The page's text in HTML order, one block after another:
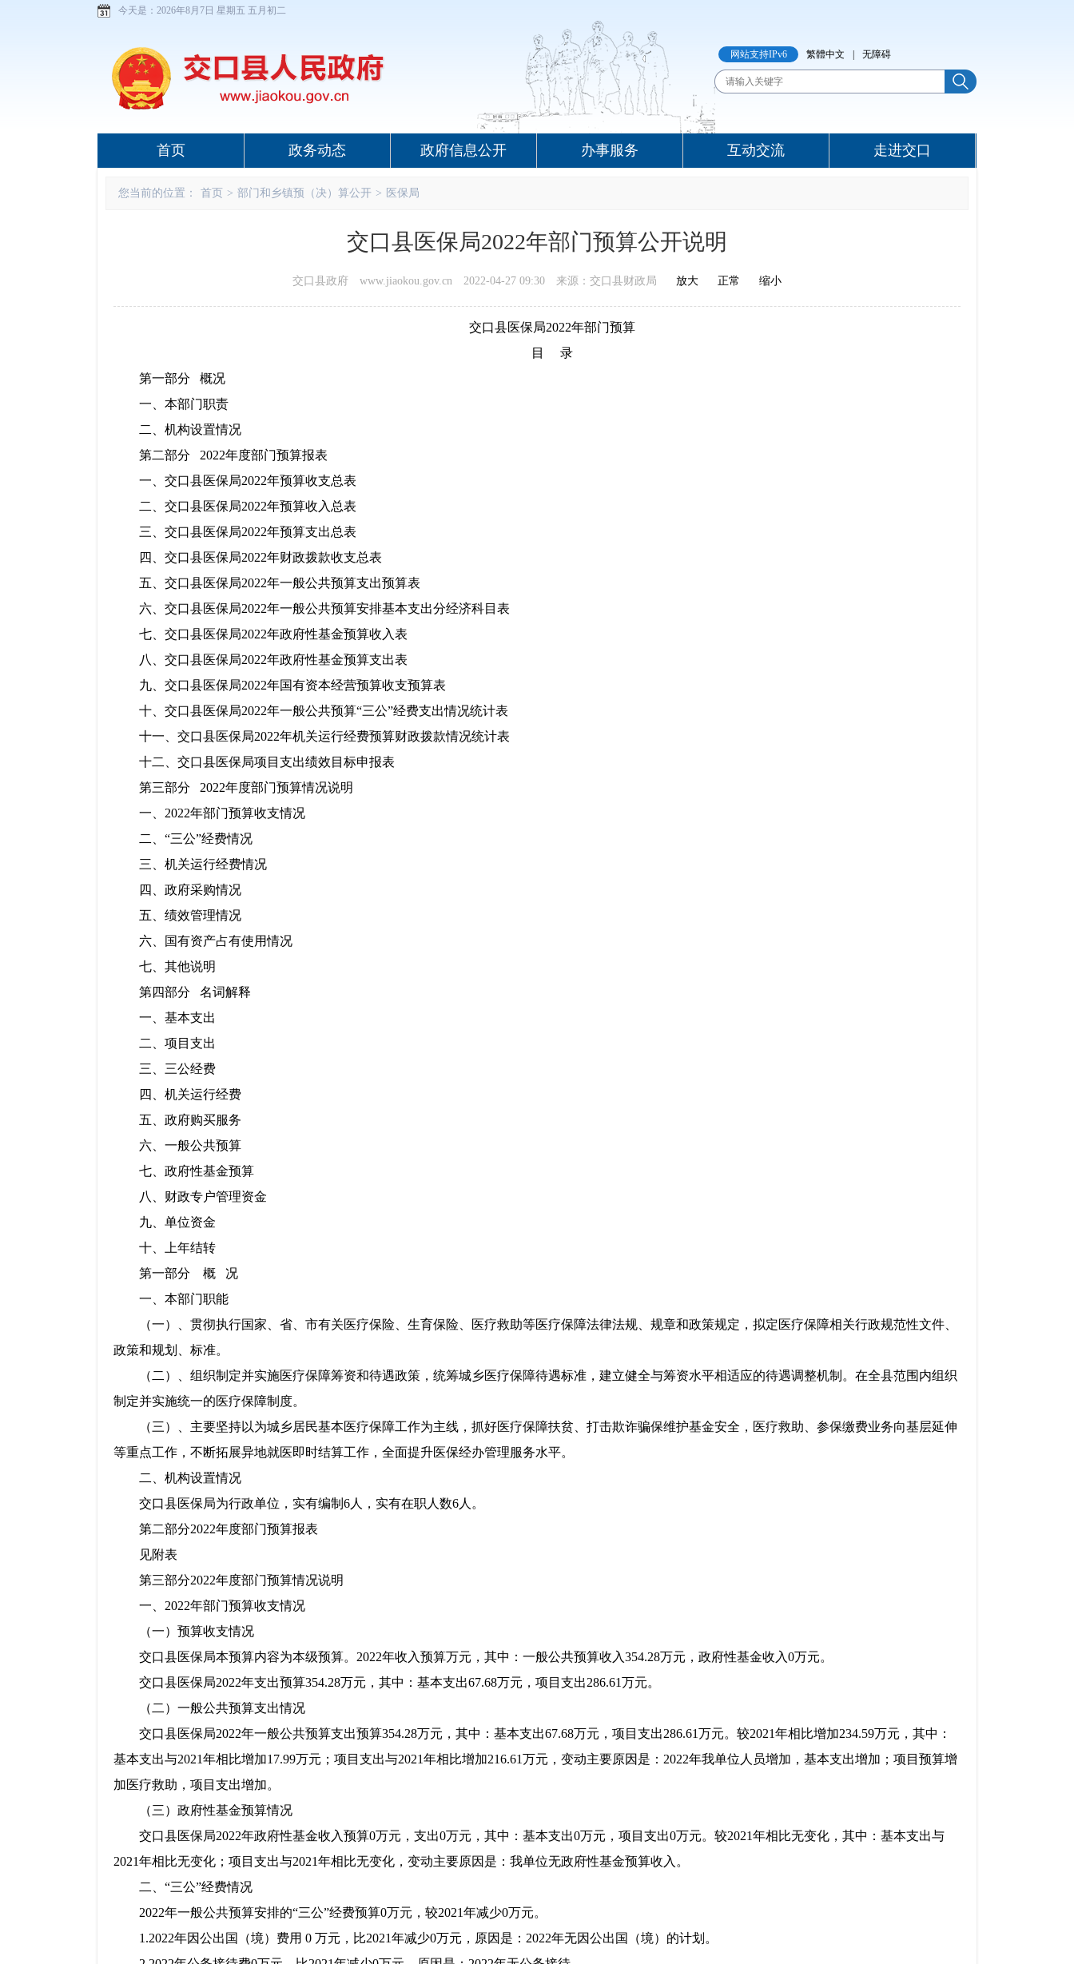
今天是： 2026年8月7日 星期五 五月初二
网站支持IPv6 繁體中文 无障碍
首页 政务动态 政府信息公开 办事服务 互动交流 走进交口
您当前的位置： 首页 > 部门和乡镇预（决）算公开 > 医保局
交口县医保局2022年部门预算公开说明
交口县政府 www.jiaokou.gov.cn 2022-04-27 09:30 来源：交口县财政局 放大 正常 缩小
交口县医保局2022年部门预算
目
录
第一部分
概况
一、本部门职责
二、机构设置情况
第二部分
2022年度部门预算报表
一、交口县医保局2022年预算收支总表
二、交口县医保局2022年预算收入总表
三、交口县医保局2022年预算支出总表
四、交口县医保局2022年财政拨款收支总表
五、交口县医保局2022年一般公共预算支出预算表
六、交口县医保局2022年一般公共预算安排基本支出分经济科目表
七、交口县医保局2022年政府性基金预算收入表
八、交口县医保局2022年政府性基金预算支出表
九、交口县医保局2022年国有资本经营预算收支预算表
十、交口县医保局2022年一般公共预算“三公”经费支出情况统计表
十一、交口县医保局2022年机关运行经费预算财政拨款情况统计表
十二、交口县医保局项目支出绩效目标申报表
第三部分
2022年度部门预算情况说明
一、2022年部门预算收支情况
二、“三公”经费情况
三、机关运行经费情况
四、政府采购情况
五、绩效管理情况
六、国有资产占有使用情况
七、其他说明
第四部分
名词解释
一、基本支出
二、项目支出
三、三公经费
四、机关运行经费
五、政府购买服务
六、一般公共预算
七、政府性基金预算
八、财政专户管理资金
九、单位资金
十、上年结转
第一部分
概
况
一、本部门职能
（一）、 贯彻执行国家、省、市有关医疗保险、生育保险、医疗救助等医疗保障法律法规、规章和政策规定，拟定医疗保障相关行政规范性文件、
政策和规划、标准。
（二）、 组织制定并实施医疗保障筹资和待遇政策，统筹城乡医疗保障待遇标准，建立健全与筹资水平相适应的待遇调整机制。在全县范围内组织
制定并实施统一的医疗保障制度。
（三）、 主要坚持以为城乡居民基本医疗保障工作为主线，抓好医疗保障扶贫、打击欺诈骗保维护基金安全，医疗救助、参保缴费业务向基层延伸
等重点工作，不断拓展异地就医即时结算工作，全面提升医保经办管理服务水平。
二、机构设置情况
交口县医保局为行政单位，实有编制6人，实有在职人数6人。
第二部分2022年度部门预算报表
见附表
第三部分2022年度部门预算情况说明
一、2022年部门预算收支情况
（一）预算收支情况
交口县医保局本预算内容为本级预算。2022年收入预算万元，其中：一般公共预算收入354.28万元，政府性基金收入0万元。
交口县医保局2022年支出预算354.28万元，其中：基本支出67.68万元，项目支出286.61万元。
（二）一般公共预算支出情况
交口县医保局2022年一般公共预算支出预算354.28万元，其中：基本支出67.68万元，项目支出286.61万元。较2021年相比增加234.59万元，其中：
基本支出与2021年相比增加17.99万元；项目支出与2021年相比增加216.61万元，变动主要原因是：2022年我单位人员增加，基本支出增加；项目预算增
加医疗救助，项目支出增加。
（三）政府性基金预算情况
交口县医保局2022年政府性基金收入预算0万元，支出0万元，其中：基本支出0万元，项目支出0万元。较2021年相比无变化，其中：基本支出与
2021年相比无变化；项目支出与2021年相比无变化，变动主要原因是：我单位无政府性基金预算收入。
二、“三公”经费情况
2022年一般公共预算安排的“三公”经费预算0万元，较2021年减少0万元。
1.2022年因公出国（境）费用 0 万元，比2021年减少0万元，原因是：2022年无因公出国（境）的计划。